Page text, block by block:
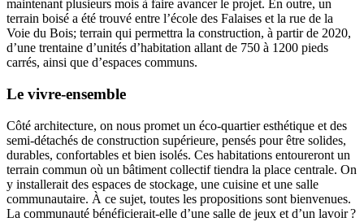
maintenant plusieurs mois à faire avancer le projet. En outre, un
terrain boisé a été trouvé entre l’école des Falaises et la rue de la
Voie du Bois; terrain qui permettra la construction, à partir de 2020,
d’une trentaine d’unités d’habitation allant de 750 à 1200 pieds
carrés, ainsi que d’espaces communs.
Le vivre-ensemble
Côté architecture, on nous promet un éco-quartier esthétique et des
semi-détachés de construction supérieure, pensés pour être solides,
durables, confortables et bien isolés. Ces habitations entoureront un
terrain commun où un bâtiment collectif tiendra la place centrale. On
y installerait des espaces de stockage, une cuisine et une salle
communautaire. À ce sujet, toutes les propositions sont bienvenues.
La communauté bénéficierait-elle d’une salle de jeux et d’un lavoir ?